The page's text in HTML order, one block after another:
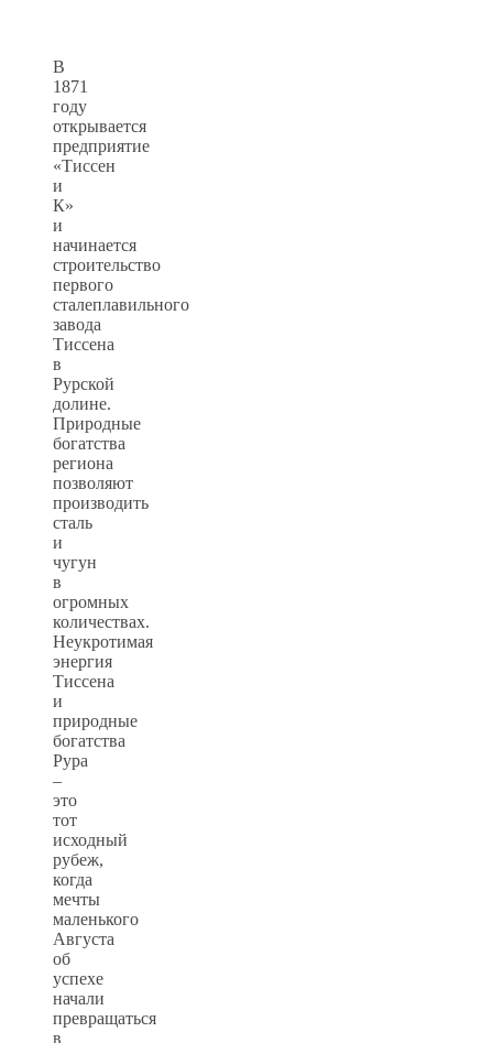
В
1871
году
открывается
предприятие
«Тиссен
и
К»
и
начинается
строительство
первого
сталеплавильного
завода
Тиссена
в
Рурской
долине.
Природные
богатства
региона
позволяют
производить
сталь
и
чугун
в
огромных
количествах.
Неукротимая
энергия
Тиссена
и
природные
богатства
Рура
–
это
тот
исходный
рубеж,
когда
мечты
маленького
Августа
об
успехе
начали
превращаться
в